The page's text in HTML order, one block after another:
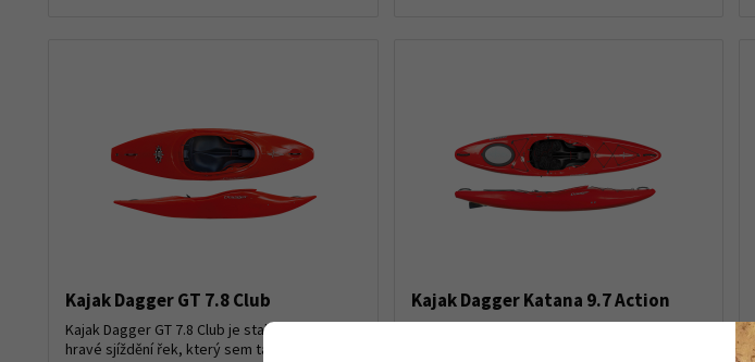
Kajak Dagger GT 7.8 Club
Kajak Dagger GT 7.8 Club je stabilní kajak pro
hravé sjíždění řek, který sem tam i chybičku
Kajak Dagger Katana 9.7 Action